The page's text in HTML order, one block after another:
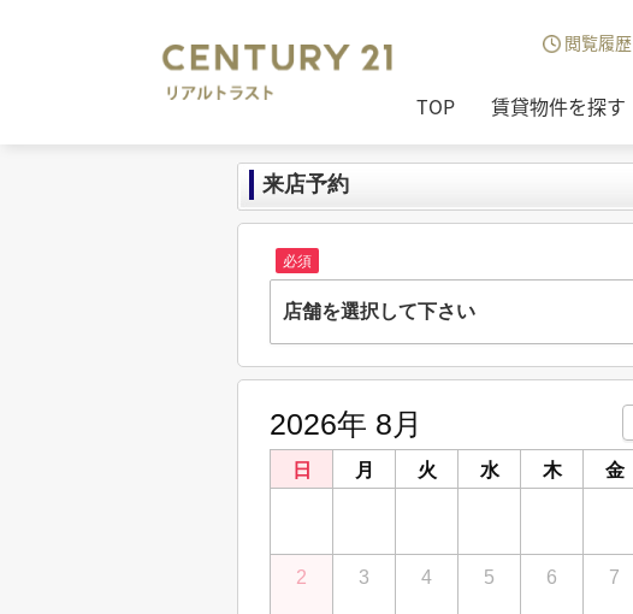
閲覧履歴
TOP 賃貸物件を探す
来店予約
必須
店舗を選択して下さい
株式会社リアルトラスト
明石大久保店
兵庫県明石市大久保町駅前２丁目6-1 サンエスビル 1F
鳥取店
山陰米子店
鳥取県米子市久米町175
2026年 8月
日 月 火 水 木 金
2 3 4 5 6 7